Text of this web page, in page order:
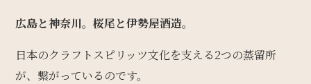
広島と神奈川。桜尾と伊勢屋酒造。
日本のクラフトスピリッツ文化を支える2つの蒸留所
が、繋がっているのです。